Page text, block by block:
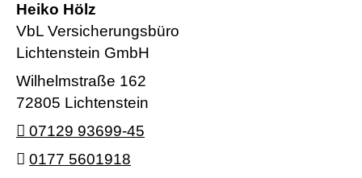
Heiko Hölz
VbL Versicherungsbüro
Lichtenstein GmbH
Wilhelmstraße 162
72805 Lichtenstein
07129 93699-45
0177 5601918